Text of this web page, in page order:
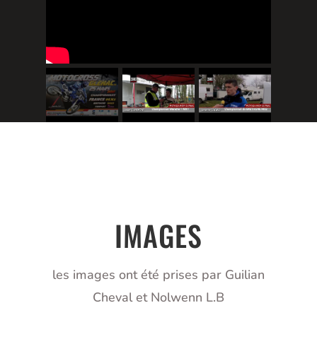
IMAGES
les images ont été prises par Guilian
Cheval et Nolwenn L.B